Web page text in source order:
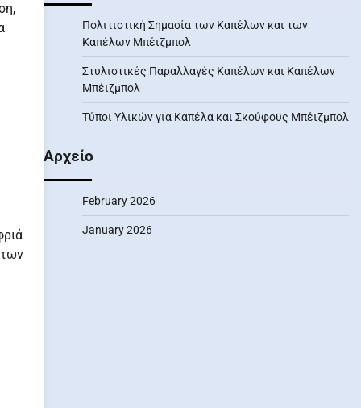
Πολιτιστική Σημασία των Καπέλων και των
Καπέλων Μπέιζμπολ
Στυλιστικές Παραλλαγές Καπέλων και Καπέλων
Μπέιζμπολ
Τύποι Υλικών για Καπέλα και Σκούφους Μπέιζμπολ
Αρχείο
February 2026
January 2026